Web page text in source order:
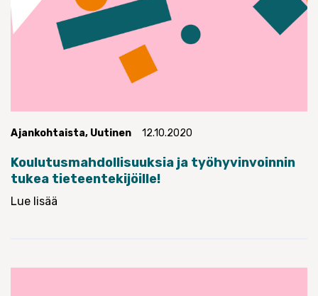
Ajankohtaista, Uutinen 12.10.2020
Koulutusmahdollisuuksia ja työhyvinvoinnin
tukea tieteentekijöille!
Lue lisää